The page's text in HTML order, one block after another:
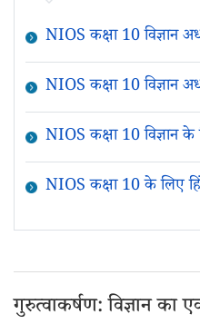
NIOS कक्षा 10 विज्ञान
NIOS कक्षा 10 विज्ञान
NIOS कक्षा 10 विज्ञान
NIOS कक्षा 10 के लिए
गुरुत्वाकर्षण: विज्ञान का